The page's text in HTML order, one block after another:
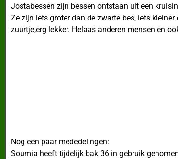
Jostabessen zijn bessen ontstaan uit een
Ze zijn iets groter dan de zwarte bes, iets
zuurtje,erg lekker. Helaas anderen mensen en
Nog een paar mededelingen:
Soumia heeft tijdelijk bak 36 in gebruik